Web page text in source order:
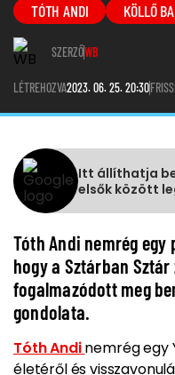
TÓTH ANDI KÖLLŐ
SZERZŐWB
LÉTREHOZVA2023. 06. 25. 20:30
Itt állíthatja
elsők között
Tóth Andi nemrég
hogy a Sztárban
fogalmazódott meg
gondolata.
Tóth Andinemrég egy
életéről és